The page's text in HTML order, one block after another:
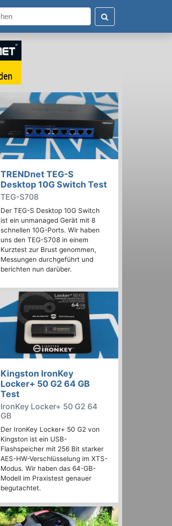
TRENDnet TEG-S
Desktop 10G Switch Test
TEG-S708
Der TEG-S Desktop 10G Switch
ist ein unmanaged Gerät mit 8
schnellen 10G-Ports. Wir haben
uns den TEG-S708 in einem
Kurztest zur Brust genommen,
Messungen durchgeführt und
berichten nun darüber.
Kingston IronKey
Locker+ 50 G2 64 GB
Test
IronKey Locker+ 50 G2 64
GB
Der IronKey Locker+ 50 G2 von
Kingston ist ein USB-
Flashspeicher mit 256 Bit starker
AES-HW-Verschlüsselung im XTS-
Modus. Wir haben das 64-GB-
Modell im Praxistest genauer
begutachtet.